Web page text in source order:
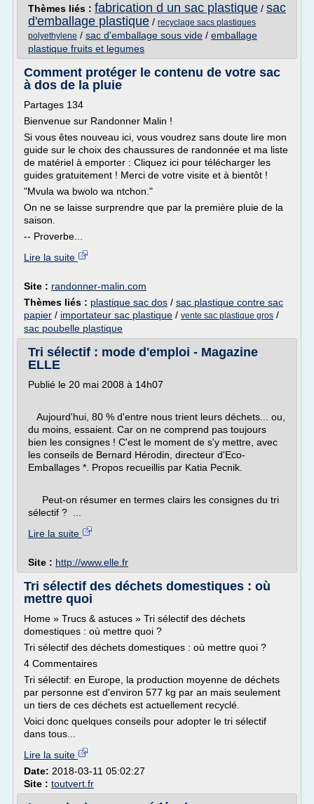
Thèmes liés : fabrication d un sac plastique / sac
d'emballage plastique / recyclage sacs plastiques
polyethylene / sac d'emballage sous vide / emballage
plastique fruits et legumes
Comment protéger le contenu de votre sac
à dos de la pluie
Partages 134
Bienvenue sur Randonner Malin !
Si vous êtes nouveau ici, vous voudrez sans doute lire mon
guide sur le choix des chaussures de randonnée et ma liste
de matériel à emporter : Cliquez ici pour télécharger les
guides gratuitement ! Merci de votre visite et à bientôt !
"Mvula wa bwolo wa ntchon."
On ne se laisse surprendre que par la première pluie de la
saison.
-- Proverbe...
Lire la suite
Site : randonner-malin.com
Thèmes liés : plastique sac dos / sac plastique contre sac
papier / importateur sac plastique / vente sac plastique gros /
sac poubelle plastique
Tri sélectif : mode d'emploi - Magazine
ELLE
Publié le 20 mai 2008 à 14h07
Aujourd'hui, 80 % d'entre nous trient leurs déchets... ou,
du moins, essaient. Car on ne comprend pas toujours
bien les consignes ! C'est le moment de s'y mettre, avec
les conseils de Bernard Hérodin, directeur d'Eco-
Emballages *. Propos recueillis par Katia Pecnik.
Peut-on résumer en termes clairs les consignes du tri
sélectif ? ...
Lire la suite
Site : http://www.elle.fr
Tri sélectif des déchets domestiques : où
mettre quoi
Home » Trucs & astuces » Tri sélectif des déchets
domestiques : où mettre quoi ?
Tri sélectif des déchets domestiques : où mettre quoi ?
4 Commentaires
Tri sélectif: en Europe, la production moyenne de déchets
par personne est d'environ 577 kg par an mais seulement
un tiers de ces déchets est actuellement recyclé.
Voici donc quelques conseils pour adopter le tri sélectif
dans tous...
Lire la suite
Date: 2018-03-11 05:02:27
Site : toutvert.fr